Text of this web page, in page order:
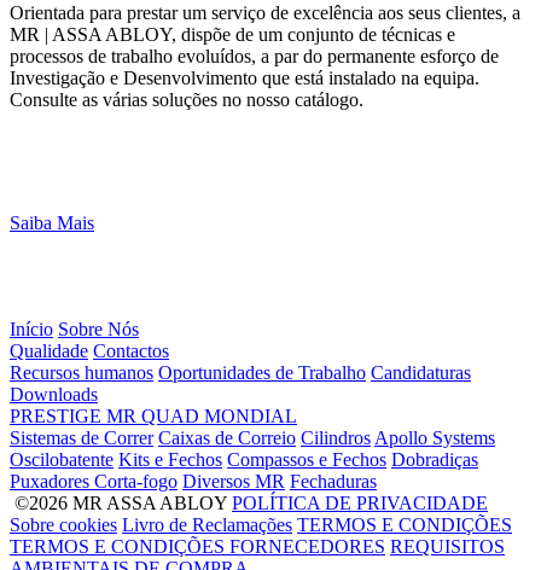
Orientada para prestar um serviço de excelência aos seus clientes, a
MR | ASSA ABLOY, dispõe de um conjunto de técnicas e
processos de trabalho evoluídos, a par do permanente esforço de
Investigação e Desenvolvimento que está instalado na equipa.
Consulte as várias soluções no nosso catálogo.
Saiba Mais
Início Sobre Nós
Qualidade Contactos
Recursos humanos Oportunidades de Trabalho Candidaturas
Downloads
PRESTIGE MR QUAD MONDIAL
Sistemas de Correr Caixas de Correio Cilindros Apollo Systems
Oscilobatente Kits e Fechos Compassos e Fechos Dobradiças
Puxadores Corta-fogo Diversos MR Fechaduras
©2026 MR ASSA ABLOY POLÍTICA DE PRIVACIDADE
Sobre cookies Livro de Reclamações TERMOS E CONDIÇÕES
TERMOS E CONDIÇÕES FORNECEDORES REQUISITOS